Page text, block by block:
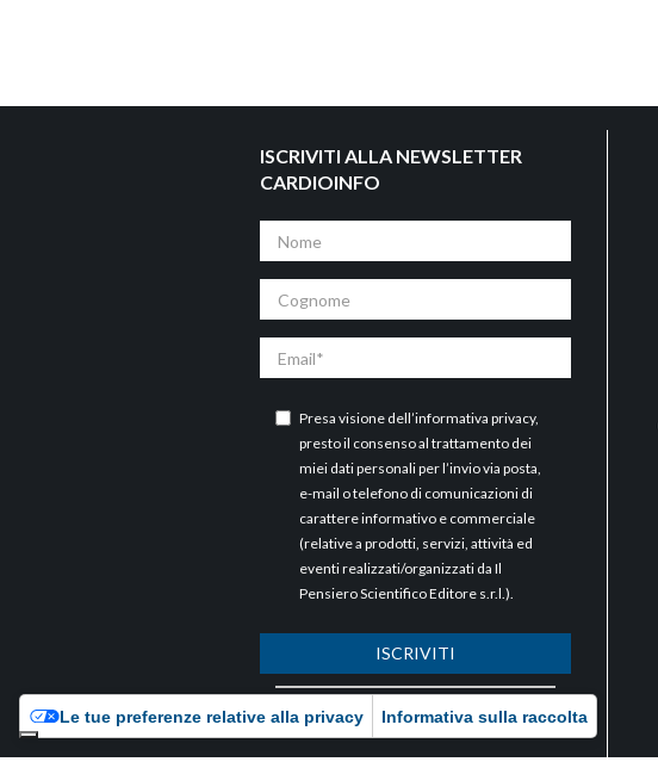
ISCRIVITI ALLA NEWSLETTER
CARDIOINFO
Presa visione dell’informativa privacy,
presto il consenso al trattamento dei
miei dati personali per l’invio via posta,
e-mail o telefono di comunicazioni di
carattere informativo e commerciale
(relative a prodotti, servizi, attività ed
eventi realizzati/organizzati da Il
Pensiero Scientifico Editore s.r.l.).
ISCRIVITI
ARCHIVIO
Le tue preferenze relative alla privacy Informativa sulla raccolta